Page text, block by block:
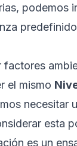
podemos
el mismo
necesitar
esta
es un